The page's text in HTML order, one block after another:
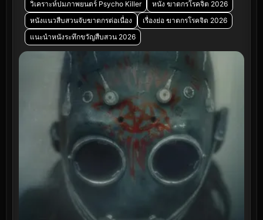
วิเคราะห์ปมภาพยนตร์ Psycho Killer
หนัง ฆาตกรโรคจิต 2026
หนังแนวสืบสวนจับฆาตกรต่อเนื่อง
เรื่องย่อ ฆาตกรโรคจิต 2026
แนะนำหนังระทึกขวัญสืบสวน 2026